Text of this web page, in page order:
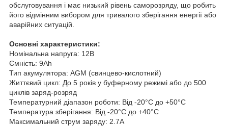
обслуговування і має низький рівень саморозряду, що робить
його відмінним вибором для тривалого зберігання енергії або
аварійних ситуацій.
Основні характеристики:
Номінальна напруга: 12В
Ємність: 9Ah
Тип акумулятора: AGM (свинцево-кислотний)
Життєвий цикл: До 5 років у буферному режимі або до 500
циклів заряд-розряд
Температурний діапазон роботи: Від -20°C до +50°C
Температура зберігання: Від -20°C до +40°C
Максимальний струм заряду: 2.7A